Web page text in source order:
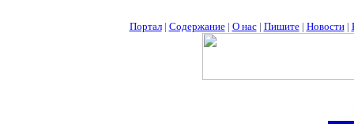
Портал| Содержание| О нас| Пишите| Новости|